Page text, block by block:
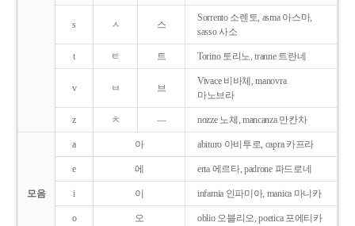
s ㅅ 스
Sorrento 소렌토, asma 아스마,
sasso 사소
t ㅌ 트 Torino 토리노, tranne 트란네
v ㅂ 브
Vivace 비바체, manovra
마노브라
z ㅊ ― nozze 노체, mancanza 만칸차
모음
a 아 abituro 아비투로, capra 카프라
e 에 erta 에르타, padrone 파드로네
i 이 infamia 인파미아, manica 마니카
o 오 oblio 오블리오, poetica 포에티카